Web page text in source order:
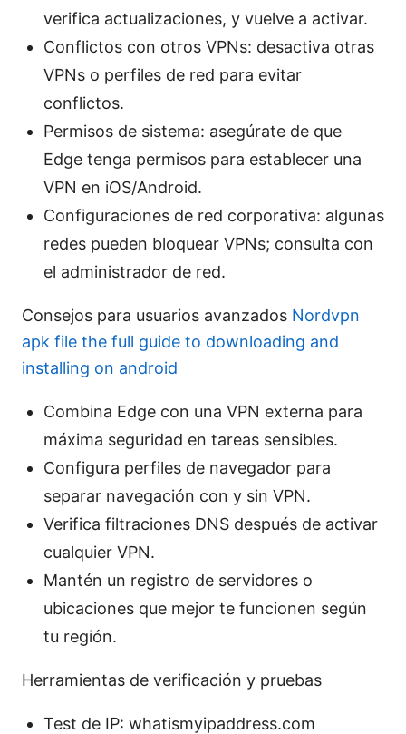
verifica actualizaciones, y vuelve a activar.
Conflictos con otros VPNs: desactiva otras
VPNs o perfiles de red para evitar
conflictos.
Permisos de sistema: asegúrate de que
Edge tenga permisos para establecer una
VPN en iOS/Android.
Configuraciones de red corporativa: algunas
redes pueden bloquear VPNs; consulta con
el administrador de red.
Consejos para usuarios avanzados Nordvpn
apk file the full guide to downloading and
installing on android
Combina Edge con una VPN externa para
máxima seguridad en tareas sensibles.
Configura perfiles de navegador para
separar navegación con y sin VPN.
Verifica filtraciones DNS después de activar
cualquier VPN.
Mantén un registro de servidores o
ubicaciones que mejor te funcionen según
tu región.
Herramientas de verificación y pruebas
Test de IP: whatismyipaddress.com